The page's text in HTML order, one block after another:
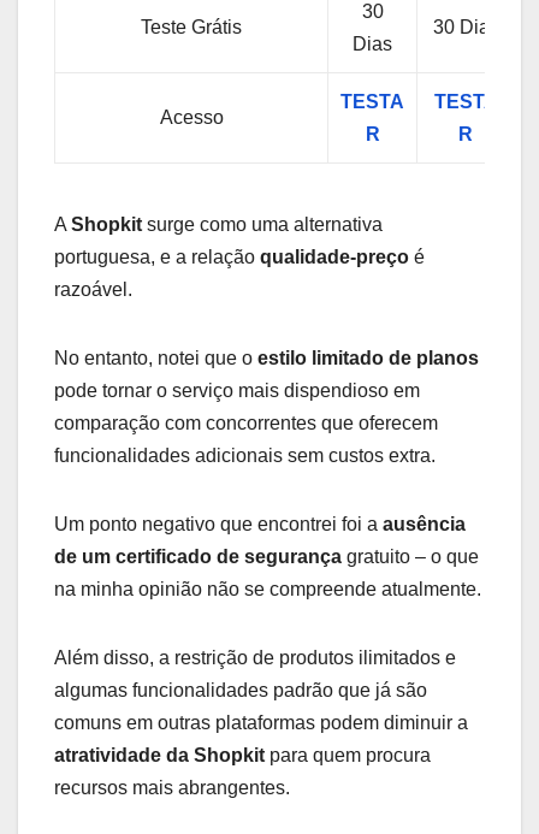
Teste Grátis
30
Dias
30 Dias
Acesso
TESTA
R
TESTA
R
A Shopkit surge como uma alternativa
portuguesa, e a relação qualidade-preço é
razoável.
No entanto, notei que o estilo limitado de planos
pode tornar o serviço mais dispendioso em
comparação com concorrentes que oferecem
funcionalidades adicionais sem custos extra.
Um ponto negativo que encontrei foi a ausência
de um certificado de segurança gratuito – o que
na minha opinião não se compreende atualmente.
Além disso, a restrição de produtos ilimitados e
algumas funcionalidades padrão que já são
comuns em outras plataformas podem diminuir a
atratividade da Shopkit para quem procura
recursos mais abrangentes.